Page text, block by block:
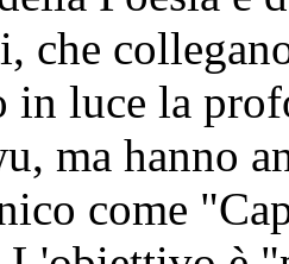
che
in luce la
ma hanno
come